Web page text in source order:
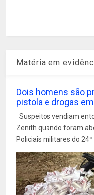
Matéria em
Dois homens são
pistola e drogas
Suspeitos vendiam
Zenith quando foram
Policiais militares do 24º